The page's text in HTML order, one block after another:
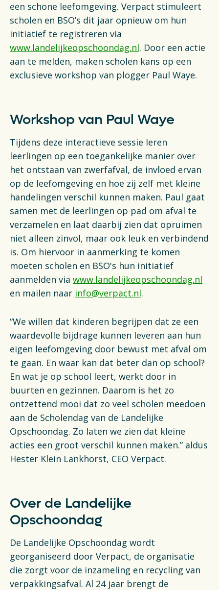
een schone leefomgeving. Verpact stimuleert
scholen en BSO’s dit jaar opnieuw om hun
initiatief te registreren via
www.landelijkeopschoondag.nl. Door een actie
aan te melden, maken scholen kans op een
exclusieve workshop van plogger Paul Waye.
Workshop van Paul Waye
Tijdens deze interactieve sessie leren
leerlingen op een toegankelijke manier over
het ontstaan van zwerfafval, de invloed ervan
op de leefomgeving en hoe zij zelf met kleine
handelingen verschil kunnen maken. Paul gaat
samen met de leerlingen op pad om afval te
verzamelen en laat daarbij zien dat opruimen
niet alleen zinvol, maar ook leuk en verbindend
is. Om hiervoor in aanmerking te komen
moeten scholen en BSO's hun initiatief
aanmelden via www.landelijkeopschoondag.nl
en mailen naar info@verpact.nl.
“We willen dat kinderen begrijpen dat ze een
waardevolle bijdrage kunnen leveren aan hun
eigen leefomgeving door bewust met afval om
te gaan. En waar kan dat beter dan op school?
En wat je op school leert, werkt door in
buurten en gezinnen. Daarom is het zo
ontzettend mooi dat zo veel scholen meedoen
aan de Scholendag van de Landelijke
Opschoondag. Zo laten we zien dat kleine
acties een groot verschil kunnen maken.” aldus
Hester Klein Lankhorst, CEO Verpact.
Over de Landelijke
Opschoondag
De Landelijke Opschoondag wordt
georganiseerd door Verpact, de organisatie
die zorgt voor de inzameling en recycling van
verpakkingsafval. Al 24 jaar brengt de